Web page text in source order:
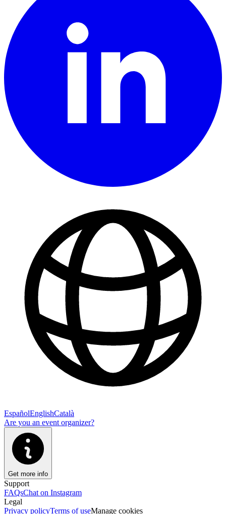
EspañolEnglishCatalà
Are you an event organizer?
Get more info
Support
FAQsChat on Instagram
Legal
Privacy policyTerms of useManage cookies